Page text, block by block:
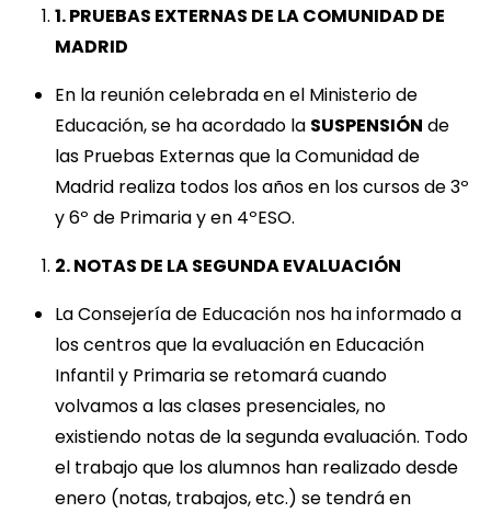
1. PRUEBAS EXTERNAS DE LA COMUNIDAD DE
MADRID
En la reunión celebrada en el Ministerio de
Educación, se ha acordado la SUSPENSIÓN de
las Pruebas Externas que la Comunidad de
Madrid realiza todos los años en los cursos de 3º
y 6º de Primaria y en 4ºESO.
2. NOTAS DE LA SEGUNDA EVALUACIÓN
La Consejería de Educación nos ha informado a
los centros que la evaluación en Educación
Infantil y Primaria se retomará cuando
volvamos a las clases presenciales, no
existiendo notas de la segunda evaluación. Todo
el trabajo que los alumnos han realizado desde
enero (notas, trabajos, etc.) se tendrá en